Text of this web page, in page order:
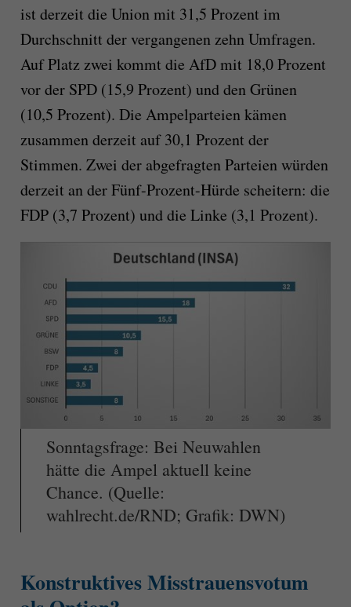
ist derzeit die Union mit 31,5 Prozent im
Durchschnitt der vergangenen zehn Umfragen.
Auf Platz zwei kommt die AfD mit 18,0 Prozent
vor der SPD (15,9 Prozent) und den Grünen
(10,5 Prozent). Die Ampelparteien kämen
zusammen derzeit auf 30,1 Prozent der
Stimmen. Zwei der abgefragten Parteien würden
derzeit an der Fünf-Prozent-Hürde scheitern: die
FDP (3,7 Prozent) und die Linke (3,1 Prozent).
Sonntagsfrage: Bei Neuwahlen
hätte die Ampel aktuell keine
Chance. (Quelle:
wahlrecht.de/RND; Grafik: DWN)
Konstruktives Misstrauensvotum